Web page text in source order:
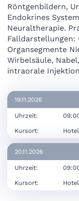
Röntgenbildern,
Endokrines
Neuraltherapie.
Falldarstellungen:
Organsegmente
Wirbelsäule,
intraorale
19.11.2026
Uhrzeit:
Kursort:
20.11.2026
Uhrzeit:
Kursort: